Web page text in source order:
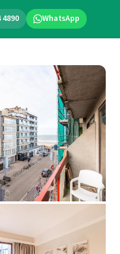
4890 WhatsApp